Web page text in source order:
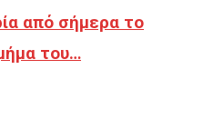
από σήμερα το
του…